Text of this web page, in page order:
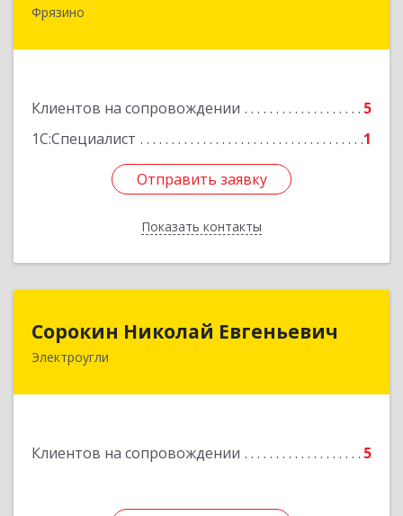
Фрязино
Клиентов на сопровождении
5
1С:Специалист
1
Отправить заявку
Показать контакты
141191, Московская обл, Фрязино г, Ленина ул,
Отправить заявку
Назад
Сорокин Николай Евгеньевич
Электроугли
Клиентов на сопровождении 5
Сорокин Николай Евгеньевич